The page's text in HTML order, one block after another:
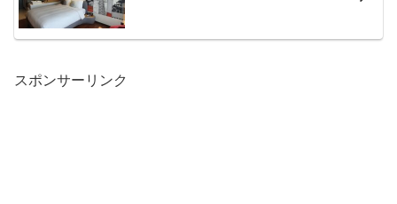
スポンサーリンク